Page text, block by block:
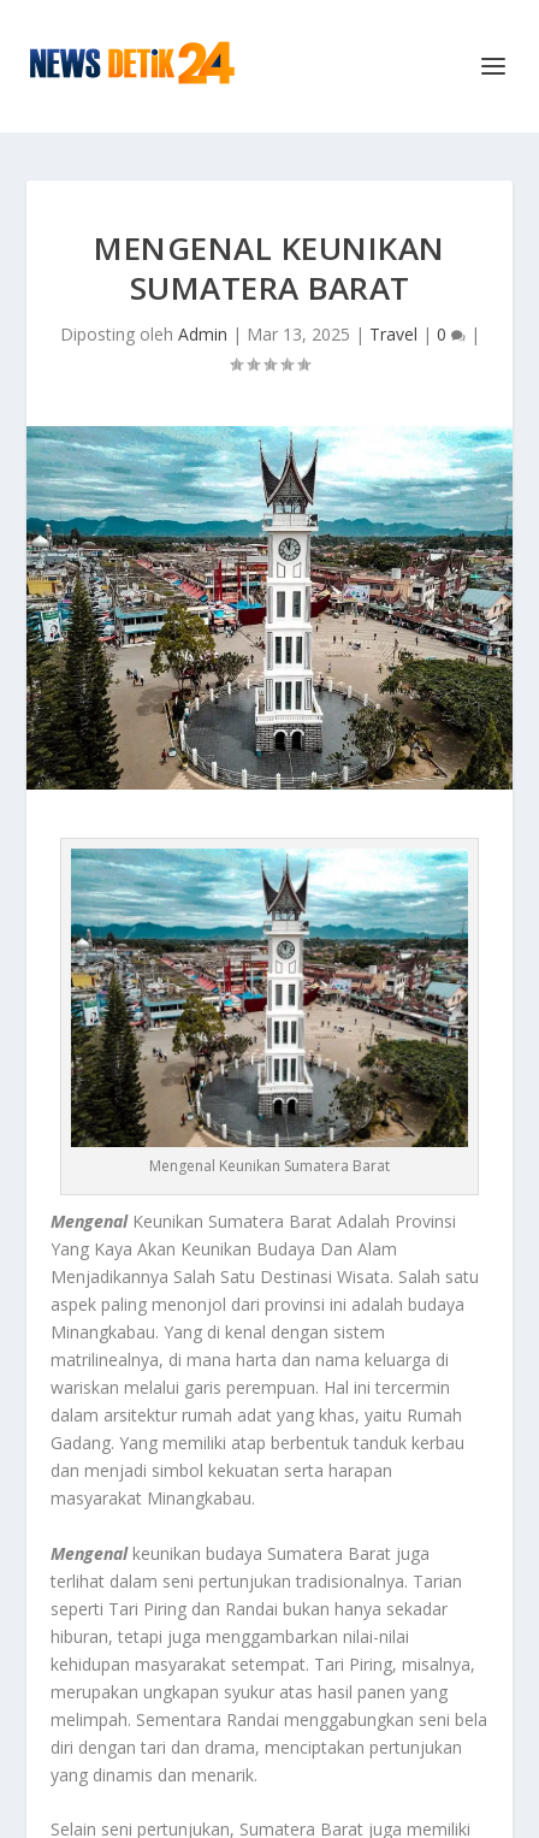
MENGENAL KEUNIKAN
SUMATERA BARAT
Diposting oleh Admin | Mar 13, 2025 | Travel | 0 |
Mengenal Keunikan Sumatera Barat
MengenalKeunikan Sumatera Barat Adalah Provinsi
Yang Kaya Akan Keunikan Budaya Dan Alam
Menjadikannya Salah Satu Destinasi Wisata. Salah satu
aspek paling menonjol dari provinsi ini adalah budaya
Minangkabau. Yang di kenal dengan sistem
matrilinealnya, di mana harta dan nama keluarga di
wariskan melalui garis perempuan. Hal ini tercermin
dalam arsitektur rumah adat yang khas, yaitu Rumah
Gadang. Yang memiliki atap berbentuk tanduk kerbau
dan menjadi simbol kekuatan serta harapan
masyarakat Minangkabau.
Mengenalkeunikan budaya Sumatera Barat juga
terlihat dalam seni pertunjukan tradisionalnya. Tarian
seperti Tari Piring dan Randai bukan hanya sekadar
hiburan, tetapi juga menggambarkan nilai-nilai
kehidupan masyarakat setempat. Tari Piring, misalnya,
merupakan ungkapan syukur atas hasil panen yang
melimpah. Sementara Randai menggabungkan seni bela
diri dengan tari dan drama, menciptakan pertunjukan
yang dinamis dan menarik.
Selain seni pertunjukan, Sumatera Barat juga memiliki